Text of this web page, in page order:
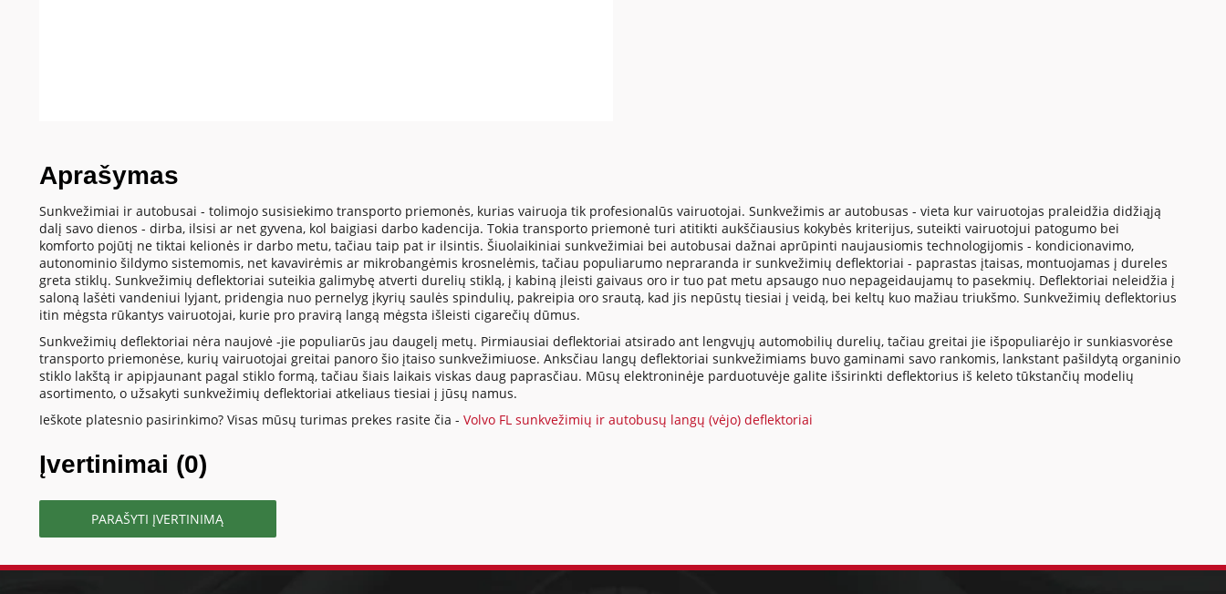
Aprašymas
Sunkvežimiai ir autobusai - tolimojo susisiekimo transporto priemonės, kurias vairuoja tik profesionalūs vairuotojai. Sunkvežimis ar autobusas - vieta kur vairuotojas praleidžia didžiąją
dalį savo dienos - dirba, ilsisi ar net gyvena, kol baigiasi darbo kadencija. Tokia transporto priemonė turi atitikti aukščiausius kokybės kriterijus, suteikti vairuotojui patogumo bei
komforto pojūtį ne tiktai kelionės ir darbo metu, tačiau taip pat ir ilsintis. Šiuolaikiniai sunkvežimiai bei autobusai dažnai aprūpinti naujausiomis technologijomis - kondicionavimo,
autonominio šildymo sistemomis, net kavavirėmis ar mikrobangėmis krosnelėmis, tačiau populiarumo nepraranda ir sunkvežimių deflektoriai - paprastas įtaisas, montuojamas į dureles
greta stiklų. Sunkvežimių deflektoriai suteikia galimybę atverti durelių stiklą, į kabiną įleisti gaivaus oro ir tuo pat metu apsaugo nuo nepageidaujamų to pasekmių. Deflektoriai neleidžia į
saloną lašėti vandeniui lyjant, pridengia nuo pernelyg įkyrių saulės spindulių, pakreipia oro srautą, kad jis nepūstų tiesiai į veidą, bei keltų kuo mažiau triukšmo. Sunkvežimių deflektorius
itin mėgsta rūkantys vairuotojai, kurie pro pravirą langą mėgsta išleisti cigarečių dūmus.
Sunkvežimių deflektoriai nėra naujovė -jie populiarūs jau daugelį metų. Pirmiausiai deflektoriai atsirado ant lengvųjų automobilių durelių, tačiau greitai jie išpopuliarėjo ir sunkiasvorėse
transporto priemonėse, kurių vairuotojai greitai panoro šio įtaiso sunkvežimiuose. Anksčiau langų deflektoriai sunkvežimiams buvo gaminami savo rankomis, lankstant pašildytą organinio
stiklo lakštą ir apipjaunant pagal stiklo formą, tačiau šiais laikais viskas daug paprasčiau. Mūsų elektroninėje parduotuvėje galite išsirinkti deflektorius iš keleto tūkstančių modelių
asortimento, o užsakyti sunkvežimių deflektoriai atkeliaus tiesiai į jūsų namus.
Ieškote platesnio pasirinkimo? Visas mūsų turimas prekes rasite čia - Volvo FL sunkvežimių ir autobusų langų (vėjo) deflektoriai
Įvertinimai (0)
PARAŠYTI ĮVERTINIMĄ